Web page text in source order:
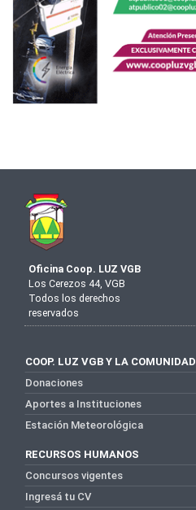
Oficina Coop. LUZ VGB
Los Cerezos 44, VGB
Todos los derechos
reservados
COOP. LUZ VGB Y LA COMUNIDAD
Donaciones
Aportes a Instituciones
Estación Meteorológica
RECURSOS HUMANOS
Concursos vigentes
Ingresá tu CV